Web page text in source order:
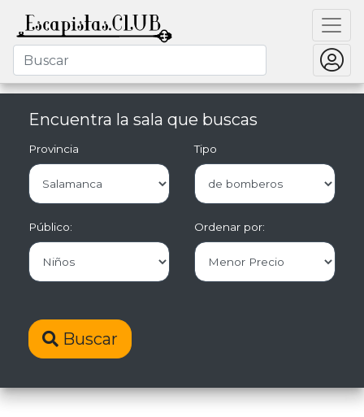
Encuentra la sala que buscas
Provincia Tipo
Público: Ordenar por:
Buscar